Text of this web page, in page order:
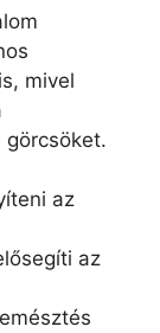
mivel
görcsöket.
az
az